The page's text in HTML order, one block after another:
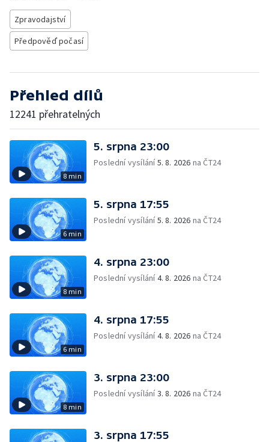
Zpravodajství
Předpověď počasí
Přehled dílů
12241 přehratelných
8 min
5. srpna 23:00
Poslední vysílání5. 8. 2026 na ČT24
6 min
5. srpna 17:55
Poslední vysílání5. 8. 2026 na ČT24
8 min
4. srpna 23:00
Poslední vysílání4. 8. 2026 na ČT24
6 min
4. srpna 17:55
Poslední vysílání4. 8. 2026 na ČT24
8 min
3. srpna 23:00
Poslední vysílání3. 8. 2026 na ČT24
3. srpna 17:55